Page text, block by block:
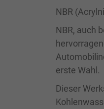
NBR
NBR, auch
erste Wahl.
Dieser